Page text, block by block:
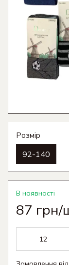
Розмір
92-140
В наявності
87 грн/